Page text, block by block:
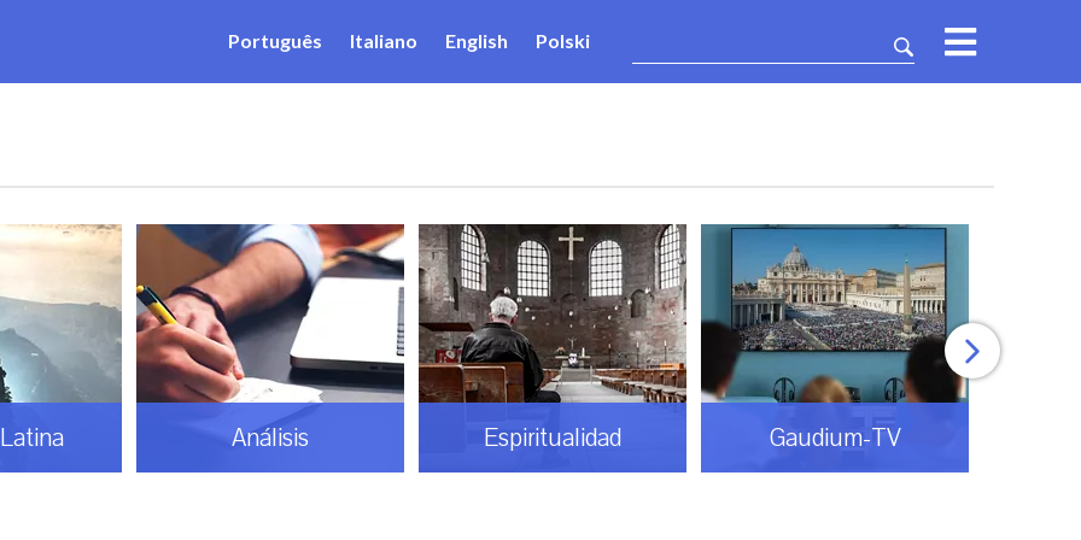
Português Italiano English Polski
Análisis Espiritualidad Gaudium-TV